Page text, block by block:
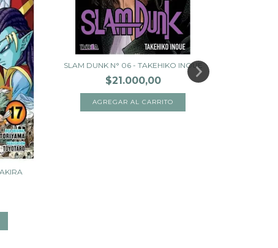
SLAM DUNK N° 06 - TAKEHIKO INOUE
$21.000,00